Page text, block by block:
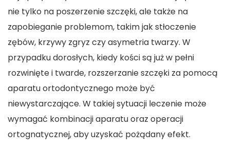
nie tylko na poszerzenie szczęki, ale także na
zapobieganie problemom, takim jak stłoczenie
zębów, krzywy zgryz czy asymetria twarzy. W
przypadku dorosłych, kiedy kości są już w pełni
rozwinięte i twarde, rozszerzanie szczęki za pomocą
aparatu ortodontycznego może być
niewystarczające. W takiej sytuacji leczenie może
wymagać kombinacji aparatu oraz operacji
ortognatycznej, aby uzyskać pożądany efekt.